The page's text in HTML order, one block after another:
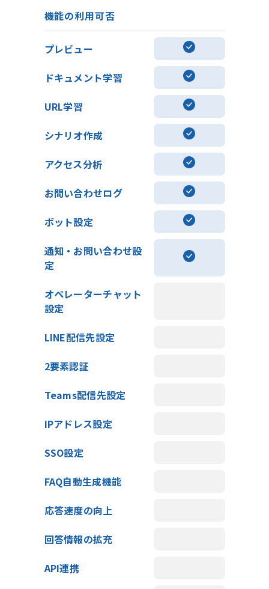
機能の利用可否
プレビュー
ドキュメント学習
URL学習
シナリオ作成
アクセス分析
お問い合わせログ
ボット設定
通知・お問い合わせ設
定
オペレーターチャット
設定
LINE配信先設定
2要素認証
Teams配信先設定
IPアドレス設定
SSO設定
FAQ自動生成機能
応答速度の向上
回答情報の拡充
API連携